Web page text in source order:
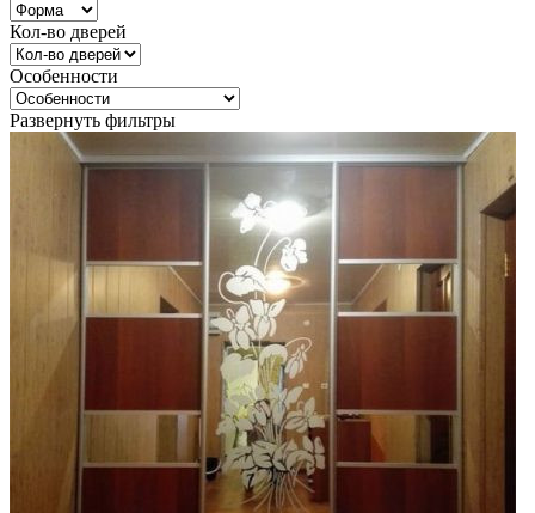
Кол-во дверей
Особенности
Развернуть фильтры